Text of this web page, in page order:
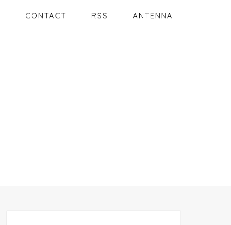
CONTACT RSS ANTENNA